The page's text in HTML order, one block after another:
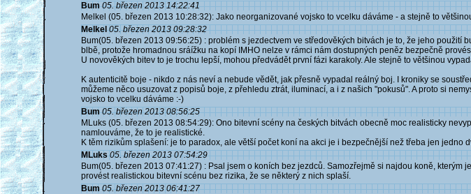
Bum 05. březen 2013 14:22:41
Melkel (05. březen 2013 10:28:32): Jako neorganizované vojsko to vcelku dáváme - a stejně to
Melkel 05. březen 2013 09:28:32
Bum(05. březen 2013 09:56:25) : problém s jezdectvem ve středověkých bitvách je to, že jeho
blbě, protože hromadnou sráížku na kopí IMHO nelze v rámci nám dostupných peněz bezpečně
U novověkých bitev to je trochu lepší, mohou předvádět první fázi karakoly. Ale stejně to většinou
K autenticitě boje - nikdo z nás neví a nebude vědět, jak přesně vypadal reálný boj. I kroniky se
můžeme něco usuzovat z popisů boje, z přehledu ztrát, iluminací, a i z našich "pokusů". A proto si
vojsko to vcelku dáváme :-)
Bum 05. březen 2013 08:56:25
MLuks (05. březen 2013 08:54:29): Ono bitevní scény na českých bitvách obecně moc realisticky
namlouváme, že to je realistické.
K těm rizikům splašení: je to paradox, ale větší počet koní na akci je i bezpečnější než třeba jen
MLuks 05. březen 2013 07:54:29
Bum(05. březen 2013 07:41:27) : Psal jsem o koních bez jezdců. Samozřejmě si najdou koně,
provést realistickou bitevní scénu bez rizika, že se některý z nich splaší.
Bum 05. březen 2013 06:41:27